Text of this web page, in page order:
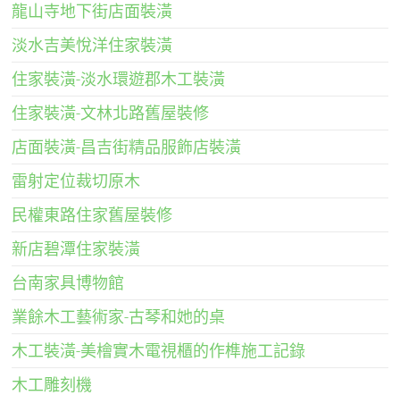
龍山寺地下街店面裝潢
淡水吉美悅洋住家裝潢
住家裝潢-淡水環遊郡木工裝潢
住家裝潢-文林北路舊屋裝修
店面裝潢-昌吉街精品服飾店裝潢
雷射定位裁切原木
民權東路住家舊屋裝修
新店碧潭住家裝潢
台南家具博物館
業餘木工藝術家-古琴和她的桌
木工裝潢-美檜實木電視櫃的作榫施工記錄
木工雕刻機